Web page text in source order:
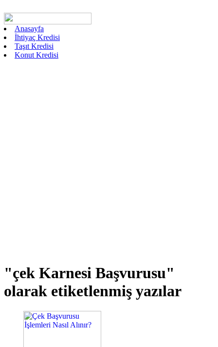
Anasayfa
İhtiyaç Kredisi
Taşıt Kredisi
Konut Kredisi
"çek Karnesi Başvurusu"
olarak etiketlenmiş yazılar